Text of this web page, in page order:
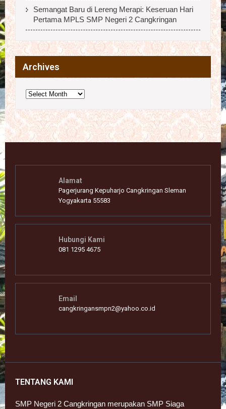
Semangat Baru di Lereng Merapi: Keseruan Hari
Pertama MPLS SMP Negeri 2 Cangkringan
Archives
Archives
Alamat
Pagerjurang Kepuharjo Cangkringan Sleman
Yogyakarta 55583
Hubungi Kami
081 1295 4675
Email
cangkringansmpn2@yahoo.co.id
TENTANG KAMI
SMP Negeri 2 Cangkringan merupakan SMP Siaga